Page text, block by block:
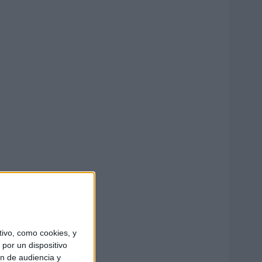
como cookies, y
un dispositivo
de audiencia y